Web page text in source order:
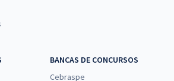
Gerais para Todos os Cargos de Ensino
R$ 59,96 (-20%)
BANCAS DE CONCURSOS
Cebraspe